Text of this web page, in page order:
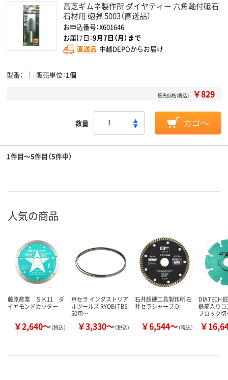
高芝ギムネ製作所 ダイヤティー 六角軸付砥石
石材用 砲弾 5003（直送品）
お申込番号：X601646
お届け日：9月7日（月）まで
直送品 中越DEPOからお届け
型番 販売単位 1個
販売価格（税込） ￥829
数量 カゴへ
1件目～5件目（5件中）
人気の商品
藤原産業 ＳＫ11 ダ
イヤモンドカッター
￥2,640～（税込）
京セラ インダストリア
ルツールズ RYOBI TBS-
50用…
￥3,330～（税込）
石井超硬工具製作所 石
井セラシャープ DI
￥6,544～（税込）
DIATECH
鉄筋入り
ブロック
￥